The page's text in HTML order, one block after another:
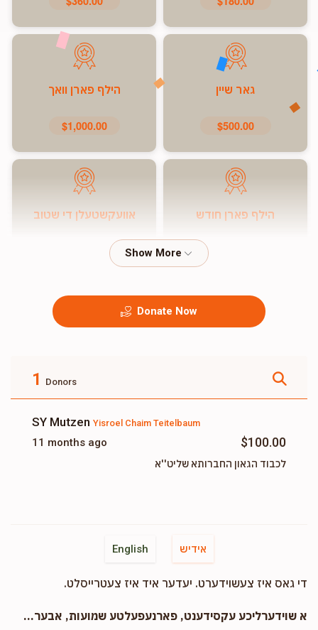
גאר שיין
$500.00
הילף פארן וואך
$1,000.00
הילף פארן חודש אוועקשטעלן די שטוב
Donate Now
1 Donors
SY Mutzen Yisroel Chaim Teitelbaum
11 months ago $100.00
לכבוד הגאון החברותא שליט''א
English אידיש
די גאס איז צעשוידערט. יעדער איד איז צעטרייסלט.
א שוידערליכע עקסידענט, פארנעפעלטע שמועות, אבער...